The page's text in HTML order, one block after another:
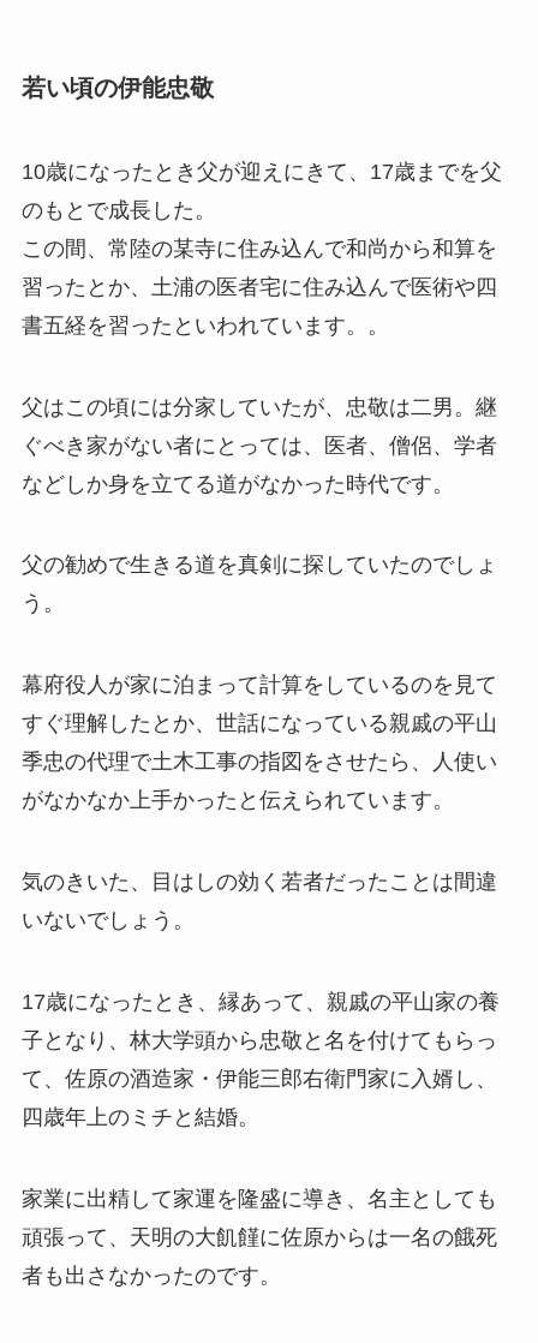
若い頃の伊能忠敬
10歳になったとき父が迎えにきて、17歳までを父
のもとで成長した。
この間、常陸の某寺に住み込んで和尚から和算を
習ったとか、土浦の医者宅に住み込んで医術や四
書五経を習ったといわれています。。
父はこの頃には分家していたが、忠敬は二男。継
ぐべき家がない者にとっては、医者、僧侶、学者
などしか身を立てる道がなかった時代です。
父の勧めで生きる道を真剣に探していたのでしょ
う。
幕府役人が家に泊まって計算をしているのを見て
すぐ理解したとか、世話になっている親戚の平山
季忠の代理で土木工事の指図をさせたら、人使い
がなかなか上手かったと伝えられています。
気のきいた、目はしの効く若者だったことは間違
いないでしょう。
17歳になったとき、縁あって、親戚の平山家の養
子となり、林大学頭から忠敬と名を付けてもらっ
て、佐原の酒造家・伊能三郎右衛門家に入婿し、
四歳年上のミチと結婚。
家業に出精して家運を隆盛に導き、名主としても
頑張って、天明の大飢饉に佐原からは一名の餓死
者も出さなかったのです。